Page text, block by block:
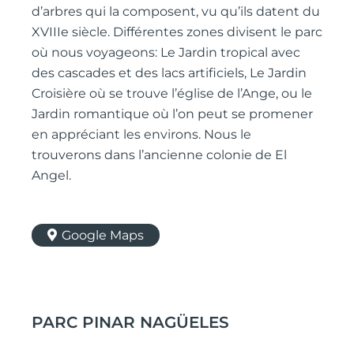
d’arbres qui la composent, vu qu’ils datent du
XVIIIe siècle. Différentes zones divisent le parc
où nous voyageons: Le Jardin tropical avec
des cascades et des lacs artificiels, Le Jardin
Croisière où se trouve l’église de l’Ange, ou le
Jardin romantique où l’on peut se promener
en appréciant les environs. Nous le
trouverons dans l’ancienne colonie de El
Angel.
Google Maps
PARC PINAR NAGÜELES